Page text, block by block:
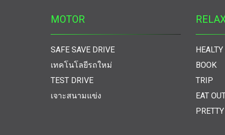
MOTOR
SAFE SAVE DRIVE
เทคโนโลยีรถใหม่
TEST DRIVE
เจาะสนามแข่ง
BOOK
TRIP
EAT
PRETTY